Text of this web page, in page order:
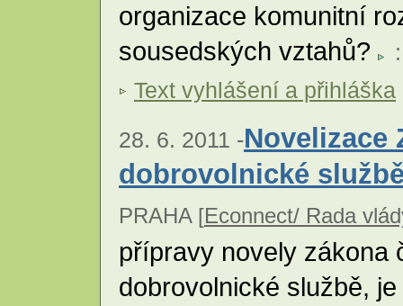
organizace komunitní
sousedských vztahů?
Text vyhlášení a přihláška
28. 6. 2011 -Novelizace
dobrovolnické
PRAHA [Econnect/ Rada
přípravy novely zákona
dobrovolnické službě,